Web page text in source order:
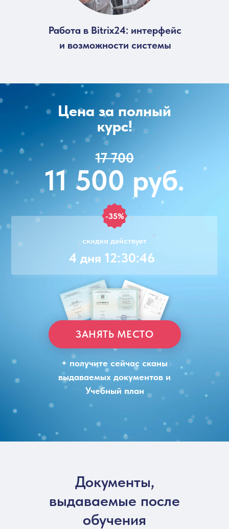
Работа в Bitrix24: интерфейс
и возможности системы
Цена за полный
курс!
+ получите сейчас сканы
выдаваемых документов и
Учебный план
ЗАНЯТЬ МЕСТО
17 700
11 500 руб.
4 дня 12:30:46
скидка действует
-35%
Документы,
выдаваемые после
обучения